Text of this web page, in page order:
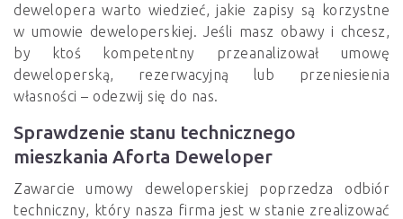
dewelopera warto wiedzieć, jakie zapisy są korzystne
w umowie deweloperskiej. Jeśli masz obawy i chcesz,
by ktoś kompetentny przeanalizował umowę
deweloperską, rezerwacyjną lub przeniesienia
własności – odezwij się do nas.
Sprawdzenie stanu technicznego
mieszkania Aforta Deweloper
Zawarcie umowy deweloperskiej poprzedza odbiór
techniczny, który nasza firma jest w stanie zrealizować